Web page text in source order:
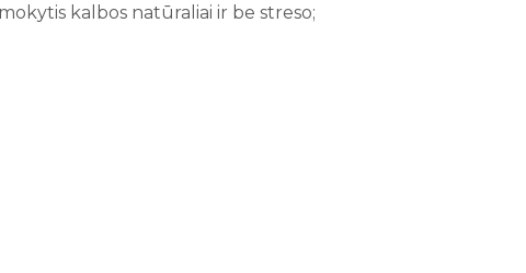
kalbos natūraliai ir be streso;